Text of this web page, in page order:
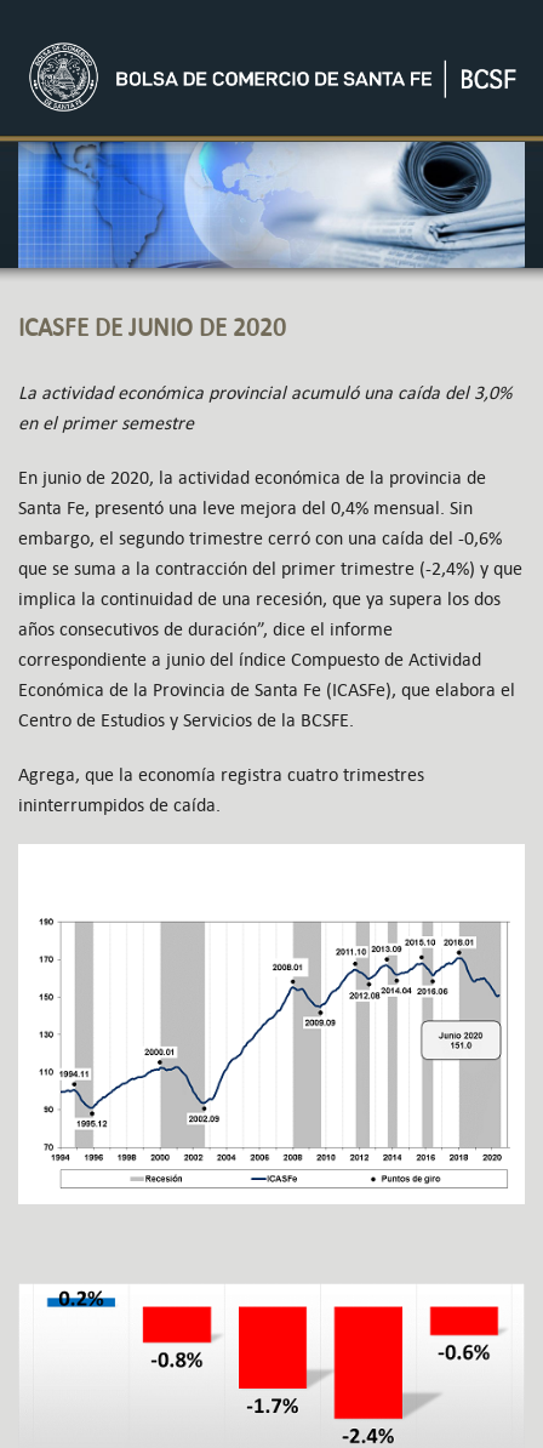
ICASFE DE JUNIO DE 2020
La actividad económica provincial acumuló una caída del 3,0%
en el primer semestre
En junio de 2020, la actividad económica de la provincia de
Santa Fe, presentó una leve mejora del 0,4% mensual. Sin
embargo, el segundo trimestre cerró con una caída del -0,6%
que se suma a la contracción del primer trimestre (-2,4%) y que
implica la continuidad de una recesión, que ya supera los dos
años consecutivos de duración”, dice el informe
correspondiente a junio del índice Compuesto de Actividad
Económica de la Provincia de Santa Fe (ICASFe), que elabora el
Centro de Estudios y Servicios de la BCSFE.
Agrega, que la economía registra cuatro trimestres
ininterrumpidos de caída.